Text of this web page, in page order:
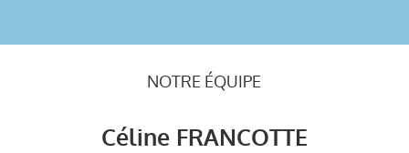
NOTRE ÉQUIPE
Céline FRANCOTTE